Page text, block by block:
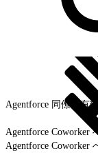
Agentforce 同僚の有
Agentforce Coworker
Agentforce Coworker